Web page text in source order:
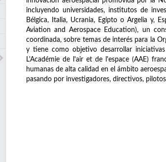
incluyendo universidades, institutos de
Bélgica, Italia, Ucrania, Egipto o Argelia y,
Aviation and Aerospace Education), un
coordinada, sobre temas de interés para la
y tiene como objetivo desarrollar
L'Académie de l'air et de l'espace (AAE)
humanas de alta calidad en el ámbito
pasando por investigadores, directivos,